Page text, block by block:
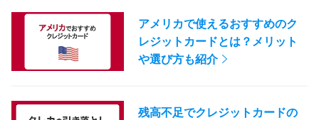
アメリカで使えるおすすめのク
レジットカードとは？メリット
や選び方も紹介
残高不足でクレジットカードの